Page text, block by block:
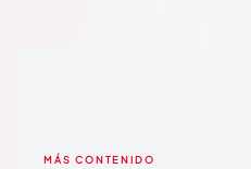
MÁS CONTENIDO